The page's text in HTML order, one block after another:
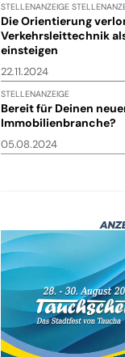
STELLENANZEIGE
Die Orientierung
Verkehrsleittechnik
einsteigen
22.11.2024
STELLENANZEIGE
Bereit für Deinen
Immobilienbranche?
05.08.2024